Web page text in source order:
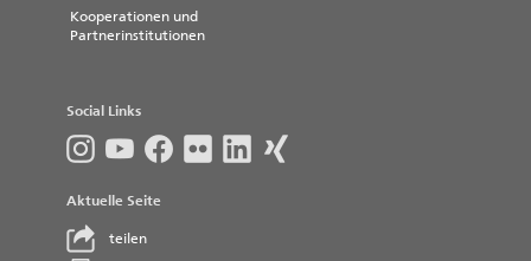
Kooperationen und
Partnerinstitutionen
Social Links
Aktuelle Seite
teilen